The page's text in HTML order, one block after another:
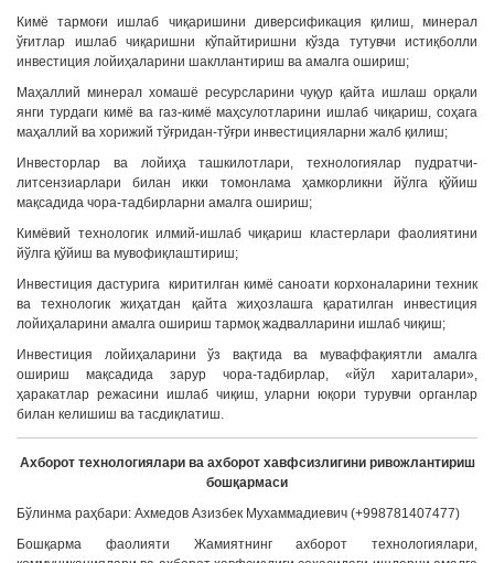
Кимё тармоғи ишлаб чиқаришини диверсификация қилиш, минерал
ўғитлар ишлаб чиқаришни кўпайтиришни кўзда тутувчи истиқболли
инвестиция лойиҳаларини шакллантириш ва амалга ошириш;
Маҳаллий минерал хомашё ресурсларини чуқур қайта ишлаш орқали
янги турдаги кимё ва газ-кимё маҳсулотларини ишлаб чиқариш, соҳага
маҳаллий ва хорижий тўғридан-тўғри инвестицияларни жалб қилиш;
Инвесторлар ва лойиҳа ташкилотлари, технологиялар пудратчи-
литсензиарлари билан икки томонлама ҳамкорликни йўлга қўйиш
мақсадида чора-тадбирларни амалга ошириш;
Кимёвий технологик илмий-ишлаб чиқариш кластерлари фаолиятини
йўлга қўйиш ва мувофиқлаштириш;
Инвестиция дастурига киритилган кимё саноати корхоналарини техник
ва технологик жиҳатдан қайта жиҳозлашга қаратилган инвестиция
лойиҳаларини амалга ошириш тармоқ жадвалларини ишлаб чиқиш;
Инвестиция лойиҳаларини ўз вақтида ва муваффақиятли амалга
ошириш мақсадида зарур чора-тадбирлар, «йўл хариталари»,
ҳаракатлар режасини ишлаб чиқиш, уларни юқори турувчи органлар
билан келишиш ва тасдиқлатиш.
Ахборот технологиялари ва ахборот хавфсизлигини ривожлантириш
бошқармаси
Бўлинма раҳбари: Ахмедов Азизбек Мухаммадиевич (+998781407477)
Бошқарма фаолияти Жамиятнинг ахборот технологиялари,